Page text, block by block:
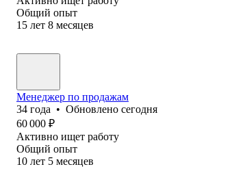
Общий опыт
15 лет 8 месяцев
Менеджер по продажам
34 года • Обновлено сегодня
60 000 ₽
Активно ищет работу
Общий опыт
10 лет 5 месяцев